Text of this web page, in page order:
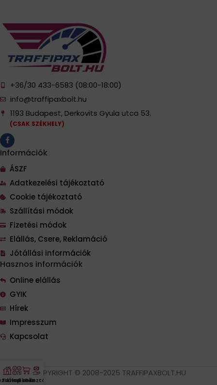
+36/30 433-6583 (08:00-18:00)
info@traffipaxbolt.hu
1193 Budapest, Derkovits Gyula utca 53.
(CSAK SZÉKHELY)
Információk
ÁSZF
Adatkezelési tájékoztató
Cookie tájékoztató
Szállítási módok
Fizetési módok
Elállás, Csere, Reklamáció
Jótállási információk
Hasznos információk
Online elállás
GYIK
Hírek
Impresszum
Kapcsolat
COPYRIGHT © 2008-2025 TRAFFIPAXBOLT.HU
Termékek
Kosár
Pénztár